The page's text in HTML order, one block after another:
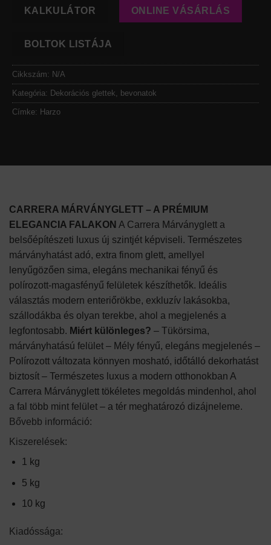
KALKULÁTOR ONLINE VÁSÁRLÁS
BOLTOK LISTÁJA
Cikkszám: N/A
Kategória: Dekorációs glettek, bevonatok
Címke: Harzo
CARRERA MÁRVÁNYGLETT – A PRÉMIUM
ELEGANCIA FALAKON A Carrera Márványglett a
belsőépítészeti luxus új szintjét képviseli. Természetes
márványhatást adó, extra finom glett, amellyel
lenyűgözően sima, elegáns mechanikai fényű és
polírozott-magasfényű felületek készíthetők. Ideális
választás modern enteriőrökbe, exkluzív lakásokba,
szállodákba és olyan terekbe, ahol a megjelenés a
legfontosabb. Miért különleges? – Tükörsima,
márványhatású felület – Mély fényű, elegáns megjelenés –
Polírozott változata könnyen mosható, időtálló dekorhatást
biztosít – Természetes luxus a modern otthonokban A
Carrera Márványglett tökéletes megoldás mindenhol, ahol
a fal több mint felület – a tér meghatározó dizájneleme.
Bővebb információ:
Kiszerelések:
​1 kg​
5 kg
10 kg
Kiadóssága: